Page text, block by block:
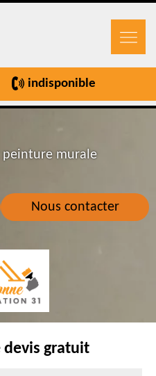
indisponible
Nous contacter
peinture murale
devis gratuit